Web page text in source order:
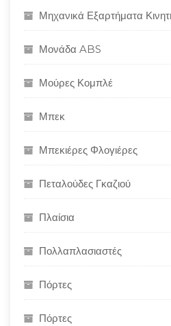
Μηχανικά Εξαρτήματα
Μονάδα ABS
Μούρες Κομπλέ
Μπεκ
Μπεκιέρες Φλογιέρες
Πεταλούδες Γκαζιού
Πλαίσια
Πολλαπλασιαστές
Πόρτες
Πόρτες